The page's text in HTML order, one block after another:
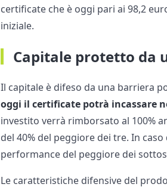
certificate che è oggi pari ai 98,2
iniziale.
Capitale protetto da
Il capitale è difeso da una barriera
oggi il certificate potrà incassare
investito verrà rimborsato al 100%
del 40% del peggiore dei tre. In
performance del peggiore dei
Le caratteristiche difensive del